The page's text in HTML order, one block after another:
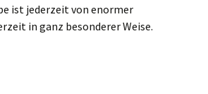
ist jederzeit von enormer
in ganz besonderer Weise.